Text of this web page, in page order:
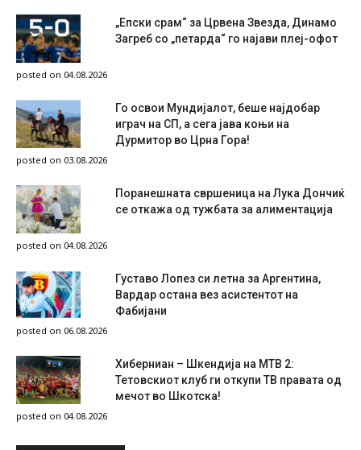
„Епски срам“ за Црвена Звезда, Динамо
Загреб со „петарда“ го најави плеј-офот
posted on 04.08.2026
Го освои Мундијалот, беше најдобар
играч на СП, а сега јава коњи на
Дурмитор во Црна Гора!
posted on 03.08.2026
Поранешната свршеница на Лука Дончиќ
се откажа од тужбата за алиментација
posted on 04.08.2026
Густаво Лопез си летна за Аргентина,
Вардар остана вез асистентот на
Фабијани
posted on 06.08.2026
Хиберниан – Шкендија на МТВ 2:
Тетовскиот клуб ги откупи ТВ правата од
мечот во Шкотска!
posted on 04.08.2026